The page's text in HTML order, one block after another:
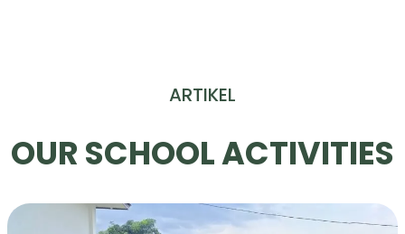
ARTIKEL
OUR SCHOOL ACTIVITIES